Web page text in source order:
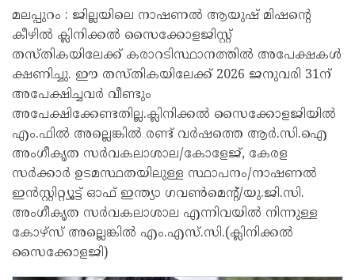
മലപ്പുറം : ജില്ലയിലെ നാഷണൽ ആയുഷ് മിഷന്റെ
കീഴിൽ ക്ലിനിക്കൽ സൈക്കോളജിസ്റ്റ്
തസ്തികയിലേക്ക് കരാറടിസ്ഥാനത്തിൽ അപേക്ഷകൾ
ക്ഷണിച്ചു. ഈ തസ്തികയിലേക്ക് 2026 ജനുവരി 31ന്
അപേക്ഷിച്ചവർ വീണ്ടും
അപേക്ഷിക്കേണ്ടതില്ല.ക്ലിനിക്കൽ സൈക്കോളജിയിൽ
എം.ഫിൽ അല്ലെങ്കിൽ രണ്ട് വർഷത്തെ ആർ.സി.ഐ
അംഗീകൃത സർവകലാശാല/കോളേജ്, കേരള
സർക്കാർ ഉടമസ്ഥതയിലുള്ള സ്ഥാപനം/നാഷണൽ
ഇൻസ്റ്റിറ്റ്യൂട്ട് ഓഫ് ഇന്ത്യാ ഗവൺമെന്റ്/യു.ജി.സി.
അംഗീകൃത സർവകലാശാല എന്നിവയിൽ നിന്നുള്ള
കോഴ്സ് അല്ലെങ്കിൽ എം.എസ്.സി.(ക്ലിനിക്കൽ
സൈക്കോളജി)